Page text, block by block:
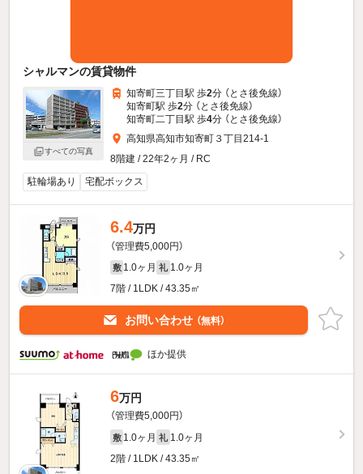
シャルマンの賃貸物件
すべての写真
知寄町三丁目駅 歩2分 （とさ後免線）
知寄町駅 歩2分 （とさ後免線）
知寄町二丁目駅 歩4分 （とさ後免線）
高知県高知市知寄町３丁目214-1
8階建 / 22年2ヶ月 / RC
駐輪場あり
宅配ボックス
6.4万円
（管理費5,000円）
敷 1.0ヶ月 礼 1.0ヶ月
7階 / 1LDK / 43.35㎡
お問い合わせ （無料）
ほか提供
6万円
（管理費5,000円）
敷 1.0ヶ月 礼 1.0ヶ月
2階 / 1LDK / 43.35㎡